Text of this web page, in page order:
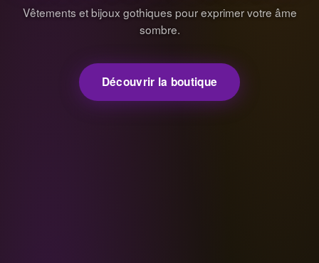
Vêtements et bijoux gothiques pour exprimer votre âme
sombre.
Découvrir la boutique